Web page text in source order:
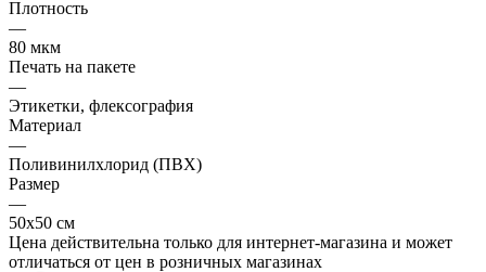
Плотность
—
80 мкм
Печать на пакете
—
Этикетки, флексография
Материал
—
Поливинилхлорид (ПВХ)
Размер
—
50х50 см
Цена действительна только для интернет-магазина и может
отличаться от цен в розничных магазинах